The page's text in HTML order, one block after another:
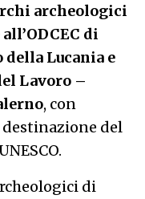
archeologici
di
della Lucania e
Lavoro –
, con
del
di